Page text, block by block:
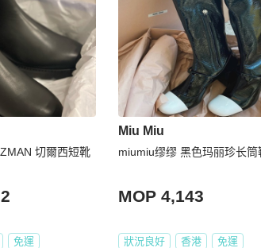
切爾西短靴
免運
Miu Miu
miumiu缪缪 黑色玛丽珍长筒
MOP 4,143
狀況良好 香港 免運